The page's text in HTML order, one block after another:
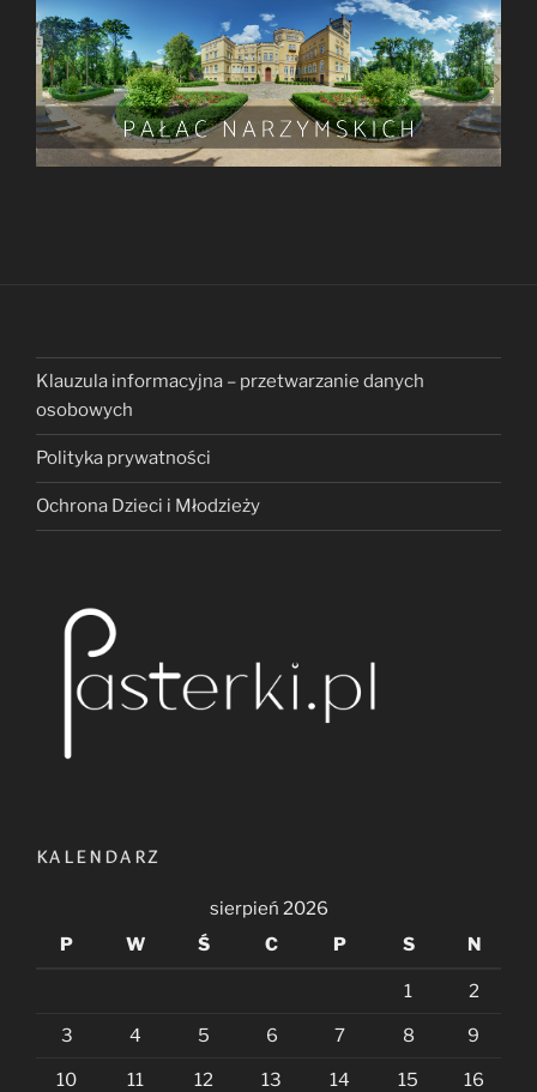
Klauzula informacyjna – przetwarzanie danych
osobowych
Polityka prywatności
Ochrona Dzieci i Młodzieży
KALENDARZ
sierpień 2026
P
W Ś C P S N
1 2
3 4 5 6 7 8 9
10 11 12 13 14 15 16